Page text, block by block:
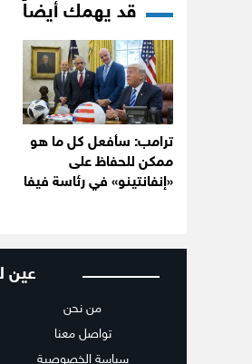
قد يهمك أيضاً
ترامب: سأفعل كل ما هو
ممكن للحفاظ على
«إنفانتينو» في رئاسة فيفا
عين
من نحن
تواصل معنا
سياسة الخصوصية